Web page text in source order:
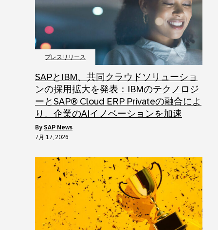
プレスリリース
SAPとIBM、共同クラウドソリューショ
ンの採用拡大を発表：IBMのテクノロジ
ーとSAP® Cloud ERP Privateの融合によ
り、企業のAIイノベーションを加速
by SAP News
7月 17, 2026